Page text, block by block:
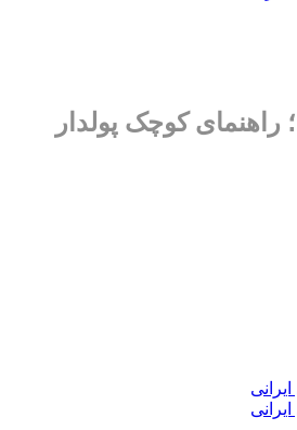
راهنمای کوچک پولدار